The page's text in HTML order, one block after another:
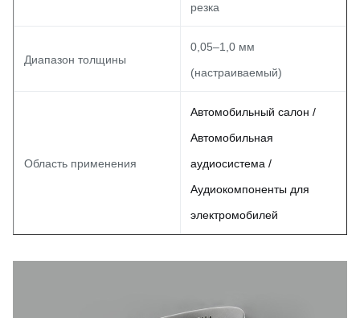
резка
Диапазон толщины
0,05–1,0 мм
(настраиваемый)
Область применения
Автомобильный салон /
Автомобильная
аудиосистема /
Аудиокомпоненты для
электромобилей